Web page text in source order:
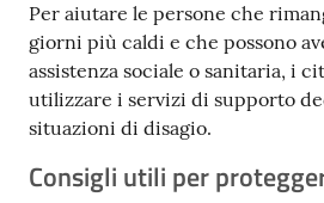
Per aiutare le persone che
giorni più caldi e che possono
assistenza sociale o sanitaria, i
utilizzare i servizi di supporto
situazioni di disagio.
Consigli utili per